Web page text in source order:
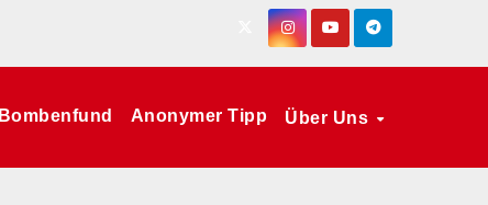
Bombenfund Anonymer Tipp Über Uns